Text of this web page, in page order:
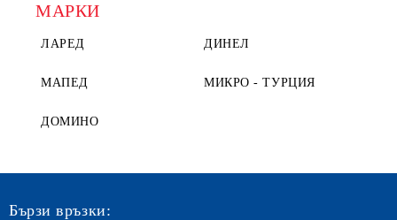
МАРКИ
ЛАРЕД ДИНЕЛ
МАПЕД МИКРО - ТУРЦИЯ
ДОМИНО
Бързи връзки: